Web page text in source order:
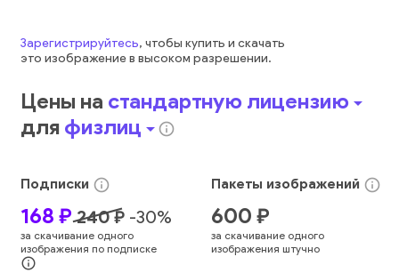
Зарегистрируйтесь, чтобы купить и скачать
это изображениев высоком разрешении.
Цены на стандартную лицензиюarrow_drop_down
для физлицarrow_drop_downinfo_outline
Подписки info_outline
168 ₽ 240₽ -30%
за скачивание одного
изображения по подписке
info_outline
Пакеты изображений info_outline
600 ₽
за скачивание одного
изображения штучно